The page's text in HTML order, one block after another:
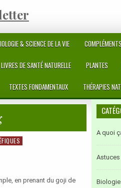
& SCIENCE DE LA VIE
LIVRES DE SANTÉ NATURELLE PLANTES
TEXTES FONDAMENTAUX THÉRAPIES
en prenant du goji de
A quoi